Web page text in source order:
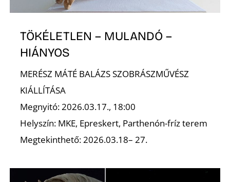
TÖKÉLETLEN – MULANDÓ –
HIÁNYOS
MERÉSZ MÁTÉ BALÁZS SZOBRÁSZMŰVÉSZ
KIÁLLÍTÁSA
Megnyitó: 2026.03.17., 18:00
Helyszín: MKE, Epreskert, Parthenón-fríz terem
Megtekinthető: 2026.03.18– 27.